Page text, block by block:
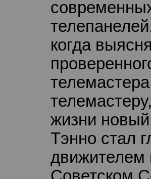
когда
жизни новый
Тэнно стал
движителем